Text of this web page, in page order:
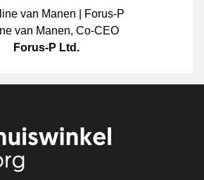
van Manen, Co-CEO
Forus-P Ltd.